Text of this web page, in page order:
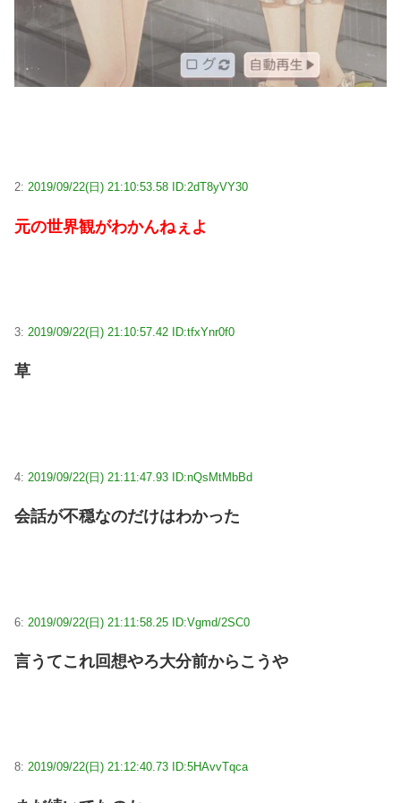
2: 2019/09/22(日) 21:10:53.58 ID:2dT8yVY30
元の世界観がわかんねぇよ
3: 2019/09/22(日) 21:10:57.42 ID:tfxYnr0f0
草
4: 2019/09/22(日) 21:11:47.93 ID:nQsMtMbBd
会話が不穏なのだけはわかった
6: 2019/09/22(日) 21:11:58.25 ID:Vgmd/2SC0
言うてこれ回想やろ大分前からこうや
8: 2019/09/22(日) 21:12:40.73 ID:5HAvvTqca